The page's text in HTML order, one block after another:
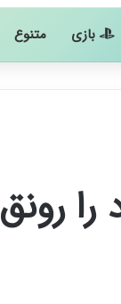
بازی متنوع
رونق